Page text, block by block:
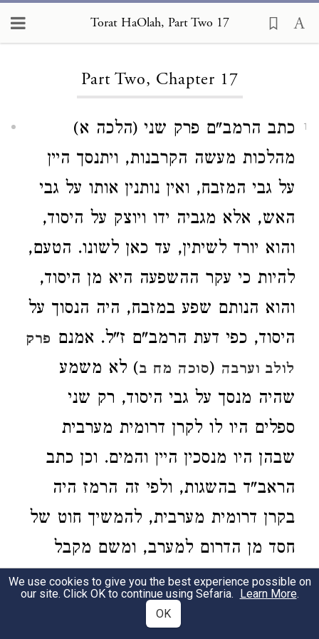
Torat HaOlah, Part Two 17
Part Two, Chapter 17
1
כתב הרמב"ם פרק שני (הלכה א)
מהלכות מעשה הקרבנות, ויתנסך היין
על גבי המזבח, ואין נותנין אותו על גבי
האש, אלא מגביה ידו ויוצק על היסוד,
והוא יורד לשיתין, עד כאן לשונו. הטעם,
להיות כי עקר ההשפעה היא מן היסוד,
והוא הנותם שפע במזבח, היה הנסוך על
היסוד, כפי דעת הרמב"ם ז"ל. אמנם פרק
לולב וערבה (סוכה מח ב) לא משמע
שהיה מנסך על גבי היסוד, רק שני
ספלים היו לו לקרן דרומית מערבית
שבהן היו מנסכין היין והמים. וכן כתב
הראב"ד בהשגות, ולפי זה הרמז היה
בקרן דרומית מערבית, להמשיך חוט של
חסד מן הדרום למערב, ומשם מקבל
המזבח ההשפעה. וכמו שנאמר (תהילים
) עולם חסד יבנה. וכמו שיתבאר
We use cookies to give you the best experience possible on
our site. Click OK to continue using Sefaria. Learn More.
OK